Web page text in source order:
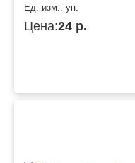
Ед. изм.: уп.
Цена:24 р.